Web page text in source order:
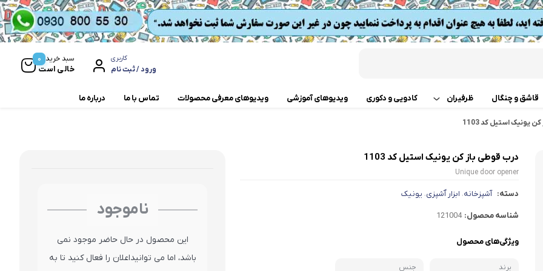
کاربری
ورود / ثبت نام
سبد خرید
خالی است
0
قاشق و چنگال ظرفیران
تابه دو دسته
تابه تک دسته
کادویی و دکوری ویدیوهای آموزشی ویدیوهای معرفی محصولات تماس با ما درباره ما
یونیک استیل کد 1103
درب قوطی باز کن یونیک استیل کد 1103
Unique door opener
دسته: آشپزخانه، ابزار آَشپزی، یونیک
شناسه محصول: 121004
ویژگی‌های محصول
برند جنس
ناموجود
این محصول در حال حاضر موجود نمی
باشد، اما می توانیداعلان را فعال کنید تا به